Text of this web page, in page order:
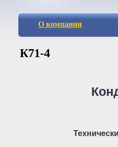
О компании
К71-4